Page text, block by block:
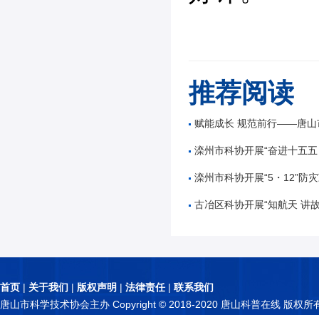
推荐阅读
赋能成长 规范前行——唐山市公路学会举办公路工
滦州市科协开展“奋进十五五 科技谱新篇”全国
滦州市科协开展“5・12”防灾减
古冶区科协开展“知航天 讲故事 逐星辰——中国
首页 | 关于我们 | 版权声明 | 法律责任| 联系我们
唐山市科学技术协会主办 Copyright © 2018-2020 唐山科普在线 版权所